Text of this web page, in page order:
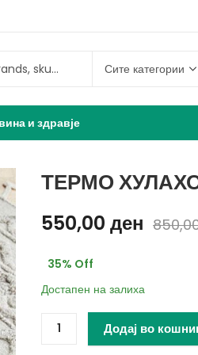
и здравје
ТЕРМО
550,00 ден
35% Off
Достапен на залиха
Додај во